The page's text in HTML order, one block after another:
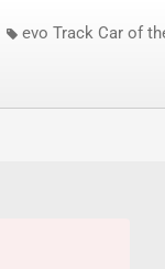
evo Track Car of